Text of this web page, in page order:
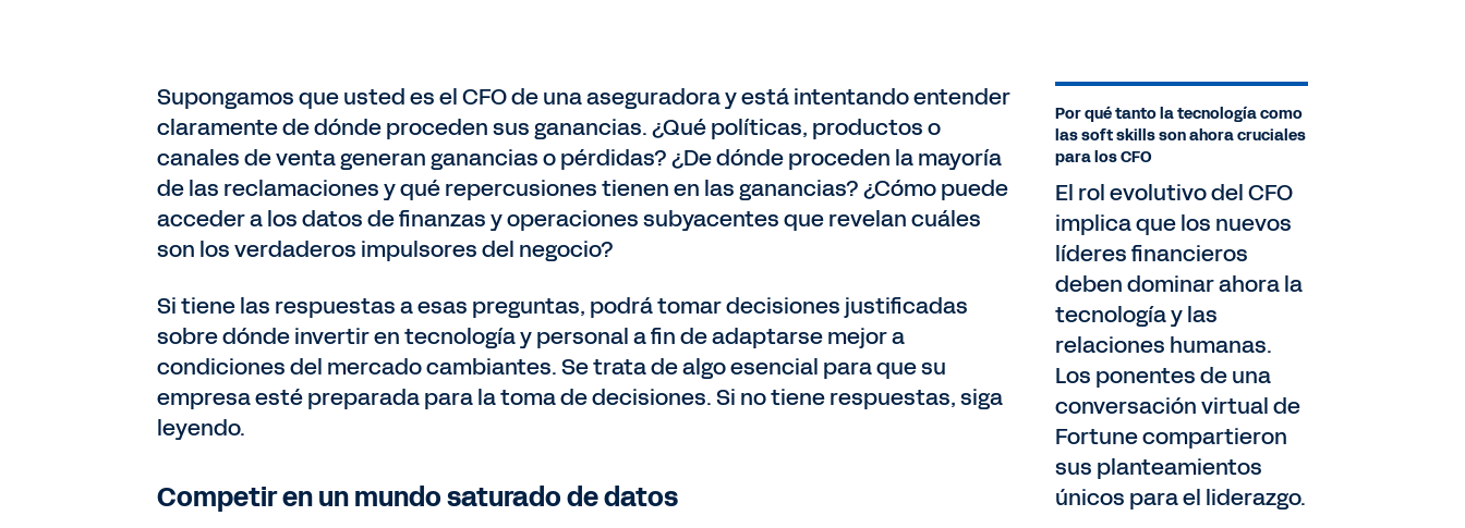
Supongamos que usted es el CFO de una aseguradora y está intentando entender
claramente de dónde proceden sus ganancias. ¿Qué políticas, productos o
canales de venta generan ganancias o pérdidas? ¿De dónde proceden la mayoría
de las reclamaciones y qué repercusiones tienen en las ganancias? ¿Cómo puede
acceder a los datos de finanzas y operaciones subyacentes que revelan cuáles
son los verdaderos impulsores del negocio?
Si tiene las respuestas a esas preguntas, podrá tomar decisiones justificadas
sobre dónde invertir en tecnología y personal a fin de adaptarse mejor a
condiciones del mercado cambiantes. Se trata de algo esencial para que su
empresa esté preparada para la toma de decisiones. Si no tiene respuestas, siga
leyendo.
Competir en un mundo saturado de datos
Por qué tanto la tecnología como
las soft skills son ahora cruciales
para los CFO
El rol evolutivo del CFO
implica que los nuevos
líderes financieros
deben dominar ahora la
tecnología y las
relaciones humanas.
Los ponentes de una
conversación virtual de
Fortune compartieron
sus planteamientos
únicos para el liderazgo.